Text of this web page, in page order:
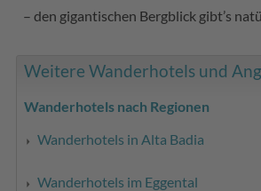
– den gigantischen Bergblick gibt’s
Weitere Wanderhotels und
Wanderhotels nach Regionen
Wanderhotels in Alta Badia
Wanderhotels im Eggental